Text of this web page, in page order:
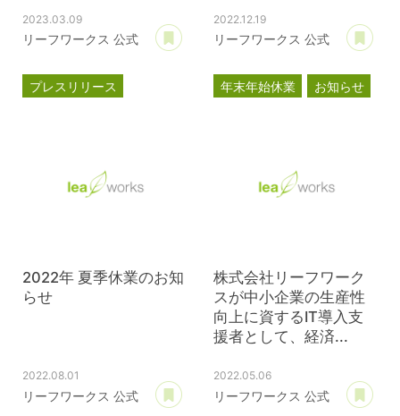
2023.03.09
リーフワークス 公式
あとで読む
プレスリリース
2022.12.19
リーフワークス 公式
年末年始休業 お知らせ
2022年 夏季休業のお知
らせ
2022.08.01
リーフワークス 公式
あとで読む
株式会社リーフワーク
スが中小企業の生産性
向上に資するIT導入支
援者として、経済...
2022.05.06
リーフワークス 公式